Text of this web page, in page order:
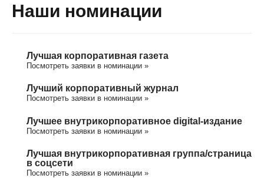
Наши номинации
Лучшая корпоративная газета
Посмотреть заявки в номинации »
Лучший корпоративный журнал
Посмотреть заявки в номинации »
Лучшее внутрикорпоративное digital-издание
Посмотреть заявки в номинации »
Лучшая внутрикорпоративная группа/cтраница
в соцсети
Посмотреть заявки в номинации »